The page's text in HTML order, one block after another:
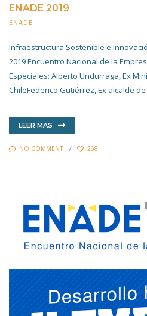
ENADE 2019
ENADE
Infraestructura Sostenible e
2019 Encuentro Nacional de la
Especiales: Alberto Undurraga, Ex
ChileFederico Gutiérrez, Ex alcalde
LEER MAS
NO COMMENT 268